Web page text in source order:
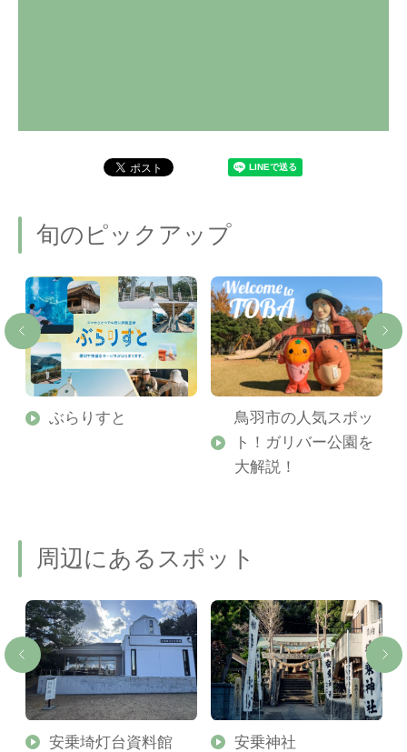
旬のピックアップ
ぶらりすと
鳥羽市の人気スポッ
ト！ガリバー公園を
大解説！
周辺にあるスポット
安乗埼灯台資料館 安乗神社